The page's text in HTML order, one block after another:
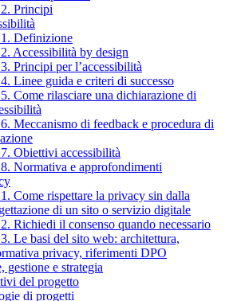
Principi
Definizione
Accessibilità by design
Principi per l’accessibilità
Linee guida e criteri di successo
Come rilasciare una dichiarazione di
Meccanismo di feedback e procedura di
Obiettivi accessibilità
Normativa e approfondimenti
Come rispettare la privacy sin dalla
di un sito o servizio digitale
Richiedi il consenso quando necessario
Le basi del sito web: architettura,
privacy, riferimenti DPO
gestione e strategia
del progetto
di progetti